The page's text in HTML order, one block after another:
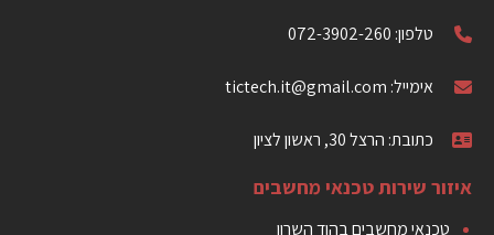
טלפון: 072-3902-260
אימייל: tictech.it@gmail.com
כתובת: הרצל 30, ראשון לציון
איזור שירות טכנאי מחשבים
טכנאי מחשבים בהוד השרון